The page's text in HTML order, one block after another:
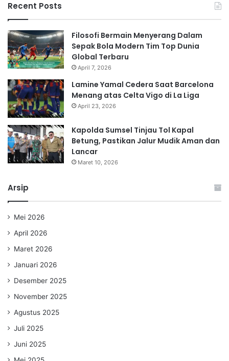
Recent Posts
Filosofi Bermain Menyerang Dalam
Sepak Bola Modern Tim Top Dunia
Global Terbaru
April 7, 2026
Lamine Yamal Cedera Saat Barcelona
Menang atas Celta Vigo di La Liga
April 23, 2026
Kapolda Sumsel Tinjau Tol Kapal
Betung, Pastikan Jalur Mudik Aman dan
Lancar
Maret 10, 2026
Arsip
Mei 2026
April 2026
Maret 2026
Januari 2026
Desember 2025
November 2025
Agustus 2025
Juli 2025
Juni 2025